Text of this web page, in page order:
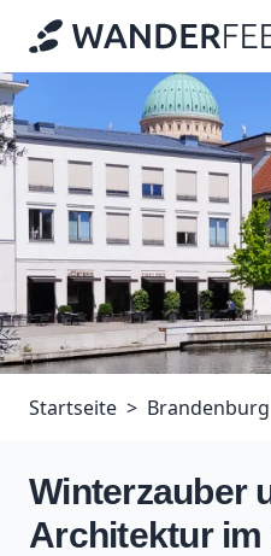
Startseite Brandenburg
Winterzauber
Architektur im